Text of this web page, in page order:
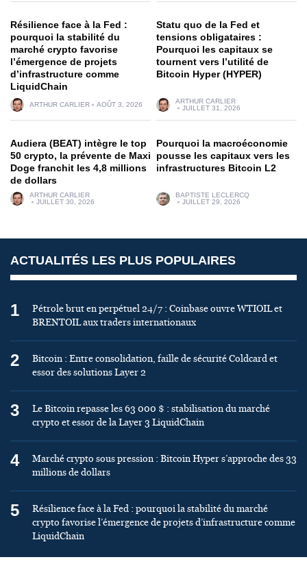
Résilience face à la Fed :
pourquoi la stabilité du
marché crypto favorise
l’émergence de projets
d’infrastructure comme
LiquidChain
ARTHUR CARLIER AOÛT 3, 2026
Statu quo de la Fed et
tensions obligataires :
Pourquoi les capitaux se
tournent vers l’utilité de
Bitcoin Hyper (HYPER)
ARTHUR CARLIER
JUILLET 31, 2026
Audiera (BEAT) intègre le top
50 crypto, la prévente de Maxi
Doge franchit les 4,8 millions
de dollars
ARTHUR CARLIER
JUILLET 30, 2026
Pourquoi la macroéconomie
pousse les capitaux vers les
infrastructures Bitcoin L2
BAPTISTE LECLERCQ
JUILLET 29, 2026
ACTUALITÉS LES PLUS POPULAIRES
1
Pétrole brut en perpétuel 24/7 : Coinbase ouvre WTIOIL et
BRENTOIL aux traders internationaux
2
Bitcoin : Entre consolidation, faille de sécurité Coldcard et
essor des solutions Layer 2
3
Le Bitcoin repasse les 63 000 $ : stabilisation du marché
crypto et essor de la Layer 3 LiquidChain
4
Marché crypto sous pression : Bitcoin Hyper s’approche des 33
millions de dollars
5
Résilience face à la Fed : pourquoi la stabilité du marché
crypto favorise l’émergence de projets d’infrastructure comme
LiquidChain